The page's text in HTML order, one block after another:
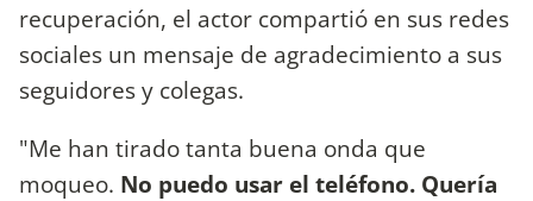
recuperación, el actor compartió en sus redes
sociales un mensaje de agradecimiento a sus
seguidores y colegas.
"Me han tirado tanta buena onda que
moqueo. No puedo usar el teléfono. Quería